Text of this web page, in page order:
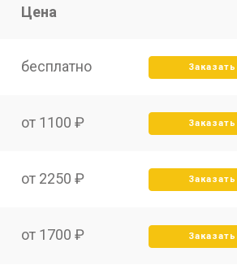
Цена
бесплатно Заказать
от 1100 ₽ Заказать
от 2250 ₽ Заказать
от 1700 ₽ Заказать